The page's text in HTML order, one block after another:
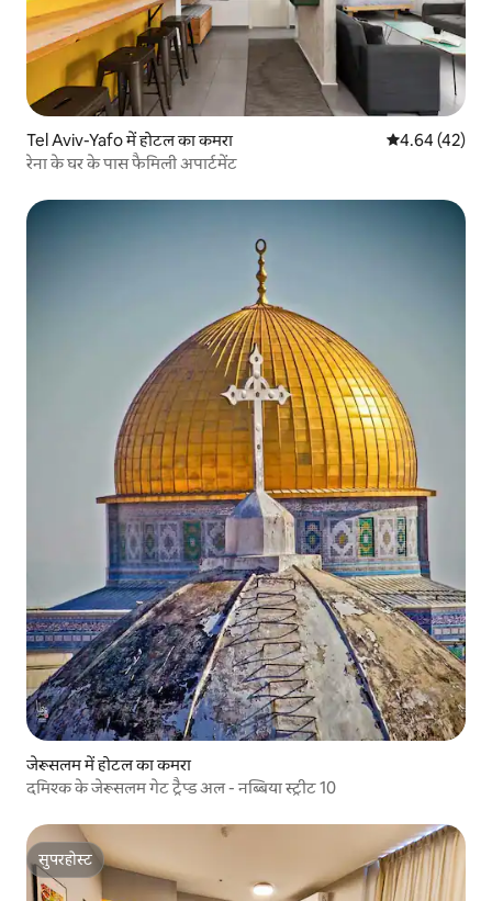
Tel Aviv-Yafo में होटल का कमरा औसत रेटिंग 5 में
4.64 (42)
रेना के घर के पास फैमिली अपार्टमेंट
जेरूसलम में होटल का कमरा
दमिश्क के जेरूसलम गेट ट्रैप्ड अल - नब्बिया स्ट्रीट 10
सुपरहोस्ट
सुपरहोस्ट